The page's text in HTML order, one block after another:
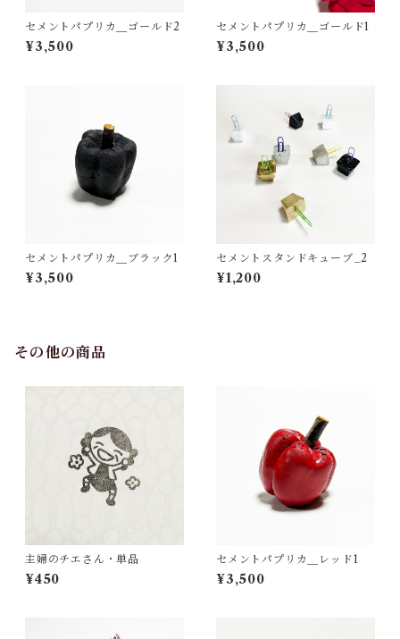
セメントパプリカ＿ゴールド2
¥3,500
セメントパプリカ＿ゴールド1
¥3,500
セメントパプリカ＿ブラック1
¥3,500
セメントスタンドキューブ_2
¥1,200
その他の商品
主婦のチエさん・単品
¥450
セメントパプリカ＿レッド1
¥3,500